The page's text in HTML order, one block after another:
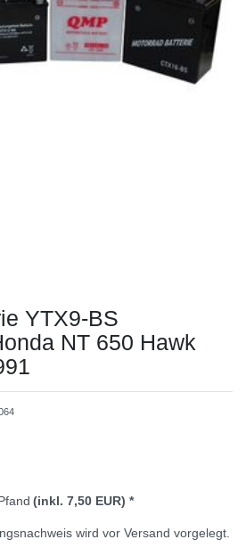
YTX9-BS
NT 650 Hawk
(inkl. 7,50 EUR) *
wird vor Versand vorgelegt.